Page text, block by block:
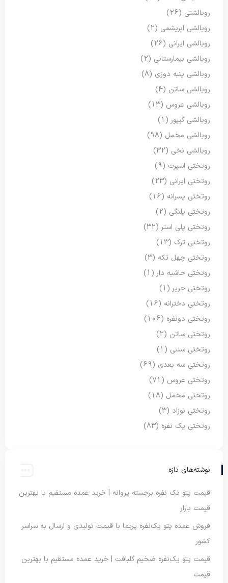
روبالشتی (26)
روبالشی ابریشمی (2)
روبالشی ایرانی (26)
روبالشی بیمارستانی (2)
روبالشی پنبه دوزی (8)
روبالشی ساتن (4)
روبالشی عروس (13)
روبالشی گیپور (1)
روبالشی مخمل (98)
روبالشی نخی (32)
روتختی اسپرت (9)
روتختی ایرانی (23)
روتختی پسرانه (16)
روتختی پلنگی (2)
روتختی پلی استر (32)
روتختی ترک (13)
روتختی چهل تکه (3)
روتختی حاشیه دار (1)
روتختی حریر (1)
روتختی دخترانه (16)
روتختی دونفره (106)
روتختی ساتن (2)
روتختی سنتی (1)
روتختی سه بعدی (69)
روتختی عروس (71)
روتختی مخمل (18)
روتختی نوزاد (3)
روتختی یک نفره (83)
نوشته‌های تازه
قیمت پتو تک نفره برجسته پروانه | خرید عمده مستقیم با بهترین
قیمت بازار
فروش عمده پتو یک‌نفره پریما با قیمت تولیدی و ارسال به سراسر
کشور
قیمت پتو یک‌نفره ضخیم گلبافت | خرید عمده مستقیم با بهترین
قیمت